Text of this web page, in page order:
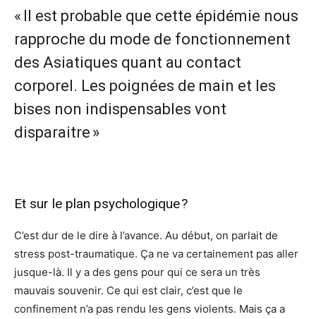
« Il est probable que cette épidémie nous
rapproche du mode de fonctionnement
des Asiatiques quant au contact
corporel. Les poignées de main et les
bises non indispensables vont
disparaitre »
Et sur le plan psychologique ?
C’est dur de le dire à l’avance. Au début, on parlait de
stress post-traumatique. Ça ne va certainement pas aller
jusque-là. Il y a des gens pour qui ce sera un très
mauvais souvenir. Ce qui est clair, c’est que le
confinement n’a pas rendu les gens violents. Mais ça a